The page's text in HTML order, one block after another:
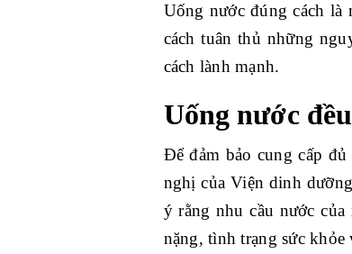
Uống nước đúng cách là
cách tuân thủ những
cách lành mạnh.
Uống nước
Để đảm bảo cung cấp
nghị của Viện dinh
ý rằng nhu cầu nước
nặng, tình trạng sức khỏe